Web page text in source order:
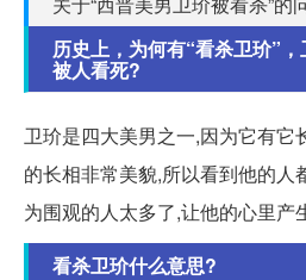
历史上，为何有“看杀卫玠”
被人看死?
卫玠是四大美男之一,因为它有它
的长相非常美貌,所以看到他的人
为围观的人太多了,让他的心里产
看杀卫玠什么意思?